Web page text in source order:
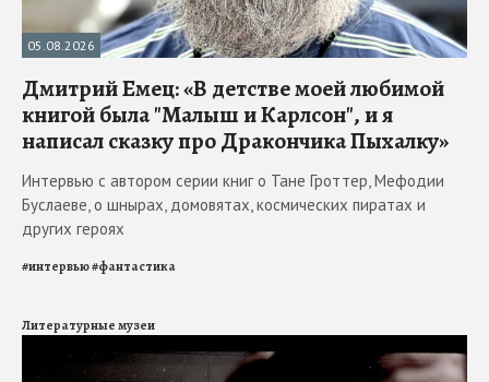
05.08.2026
Дмитрий Емец: «В детстве моей любимой
книгой была "Малыш и Карлсон", и я
написал сказку про Дракончика Пыхалку»
Интервью с автором серии книг о Тане Гроттер, Мефодии
Буслаеве, о шнырах, домовятах, космических пиратах и
других героях
#интервью#фантастика
Литературные музеи